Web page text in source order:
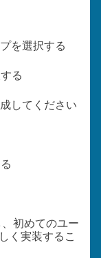
を選択する
る
してください
初めてのユー
く実装するこ